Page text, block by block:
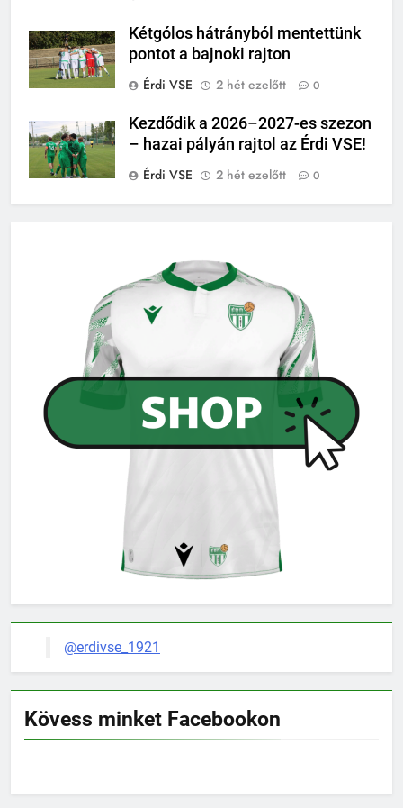
Kétgólos hátrányból mentettünk
pontot a bajnoki rajton
Érdi VSE
2 hét ezelőtt 0
Kezdődik a 2026–2027-es szezon
– hazai pályán rajtol az Érdi VSE!
Érdi VSE
2 hét ezelőtt 0
@erdivse_1921
Kövess minket Facebookon